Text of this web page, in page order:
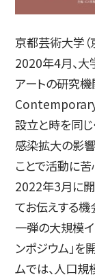
京都芸術大学（
2020年4月、大
アートの研究
Contemporary
設立と時を同じ
感染拡大の影
ことで活動に苦
2022年3月に
てお伝えする機
一弾の大規模イ
ンポジウム」を
ムでは、人口規